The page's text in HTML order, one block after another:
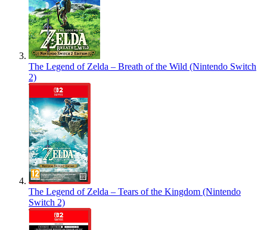
The Legend of Zelda – Breath of the Wild (Nintendo Switch
2)
The Legend of Zelda – Tears of the Kingdom (Nintendo
Switch 2)